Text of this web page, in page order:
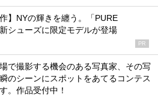
】NYの輝きを纏う。「PURE
シューズに限定モデルが登場
PR
で撮影する機会のある写真家、その写
のシーンにスポットをあてるコンテス
。作品受付中！